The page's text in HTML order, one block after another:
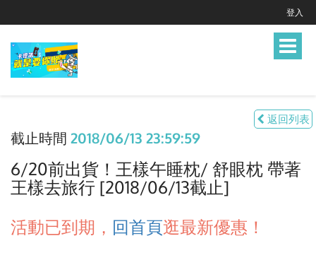
登入
Toggle
返回列表
截止時間 2018/06/13 23:59:59
6/20前出貨！王樣午睡枕/ 舒眼枕 帶著
王樣去旅行 [2018/06/13截止]
活動已到期， 回首頁逛最新優惠！